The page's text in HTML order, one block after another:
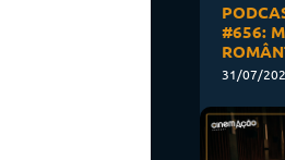
#656:
31/07/